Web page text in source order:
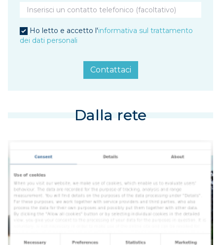
Ho letto e accetto l'informativa sul trattamento
dei dati personali
Contattaci
Dalla rete